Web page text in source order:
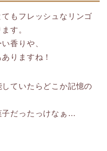
もフレッシュなリンゴ
す。
香りや、
りますね！
ていたらどこか記憶の
だったっけなぁ…